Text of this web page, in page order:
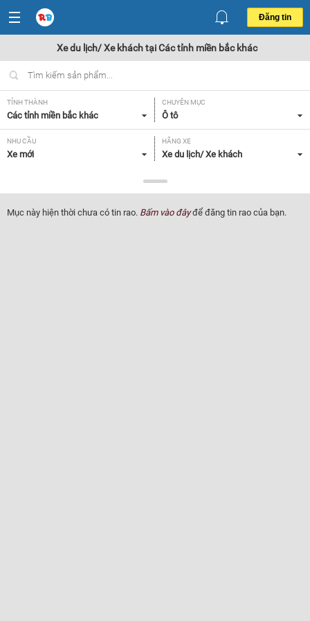
Đăng tin
Xe du lịch/ Xe khách tại Các tỉnh miền bắc khác
TỈNH THÀNH
Các tỉnh miền bắc khác
CHUYÊN MỤC
Ô tô
NHU CẦU
Xe mới
HÃNG XE
Xe du lịch/ Xe khách
Tất cả
NĂM SẢN XUẤT
Tất cả
GIÁ XE XUẤT XỨ
Mục này hiện thời chưa có tin rao. Bấm vào đâyđể đăng tin rao của bạn.